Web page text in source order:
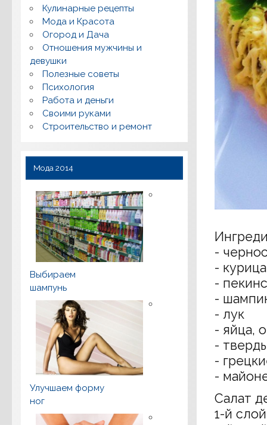
-
-
-
-
- лук
- яйца,
-
-
-
Салат
1-й
Кулинарные рецепты
Мода и Красота
Огород и Дача
Отношения мужчины и
девушки
Полезные советы
Психология
Работа и деньги
Своими руками
Строительство и ремонт
Мода 2014
Выбираем
шампунь
Улучшаем форму
ног